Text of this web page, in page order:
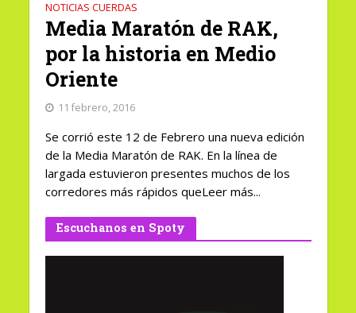
NOTICIAS CUERDAS
Media Maratón de RAK,
por la historia en Medio
Oriente
11 febrero, 2016
Se corrió este 12 de Febrero una nueva edición
de la Media Maratón de RAK. En la línea de
largada estuvieron presentes muchos de los
corredores más rápidos queLeer más...
Escuchanos en Spoty